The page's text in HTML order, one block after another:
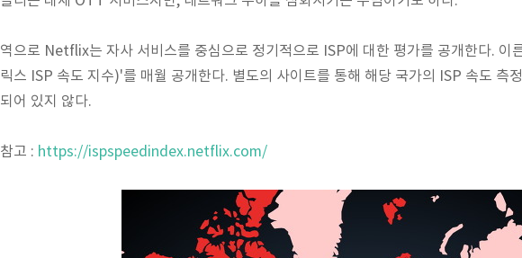
역으로 Netflix는 자사 서비스를 중심으로 정기적으로 ISP에 대한 평가를 공개한다.
릭스 ISP 속도 지수)'를 매월 공개한다. 별도의 사이트를 통해 해당 국가의 ISP 속도 측
되어 있지 않다.
참고 : https://ispspeedindex.netflix.com/